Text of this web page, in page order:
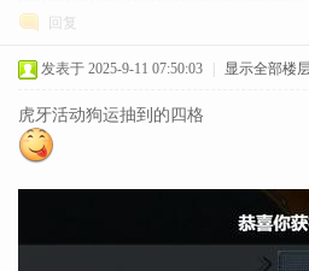
回复
发表于 2025-9-11 07:50:03 显示全部楼
虎牙活动狗运抽到的四格